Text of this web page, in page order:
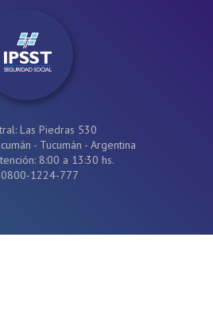
Las Piedras 530
- Tucumán - Argentina
8:00 a 13:30 hs.
0800-1224-777